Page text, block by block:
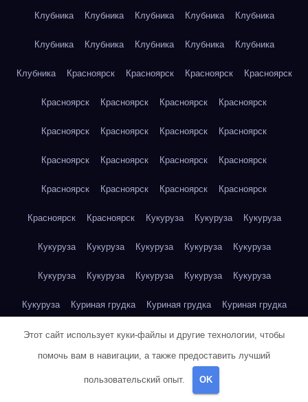
Клубника Клубника Клубника Клубника Клубника
Клубника Клубника Клубника Клубника Клубника
Клубника Красноярск Красноярск Красноярск Красноярск
Красноярск Красноярск Красноярск Красноярск
Красноярск Красноярск Красноярск Красноярск
Красноярск Красноярск Красноярск Красноярск
Красноярск Красноярск Красноярск Красноярск
Красноярск Красноярск Кукуруза Кукуруза Кукуруза
Кукуруза Кукуруза Кукуруза Кукуруза Кукуруза
Кукуруза Кукуруза Кукуруза Кукуруза Кукуруза
Кукуруза Куриная грудка Куриная грудка Куриная грудка
Куриная грудка Куриная грудка Куриная грудка
Куриная грудка Куриная грудка
Куриная грудка
Этот сайт использует куки-файлы и другие технологии, чтобы
помочь вам в навигации, а также предоставить лучший
пользовательский опыт. OK